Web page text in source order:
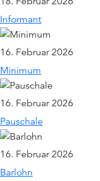
Informant
16. Februar 2026
Minimum
16. Februar 2026
Pauschale
16. Februar 2026
Barlohn